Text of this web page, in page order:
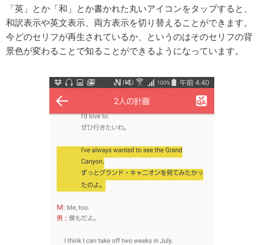
「英」とか「和」とか書かれた丸いアイコンをタップすると、
和訳表示や英文表示、両方表示を切り替えることができます。
今どのセリフが再生されているか、というのはそのセリフの背
景色が変わることで知ることができるようになっています。